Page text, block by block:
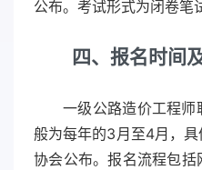
公布。考试形式为闭卷笔
四、报名时间
一级公路造价工程
般为每年的3月至4月，
协会公布。报名流程包